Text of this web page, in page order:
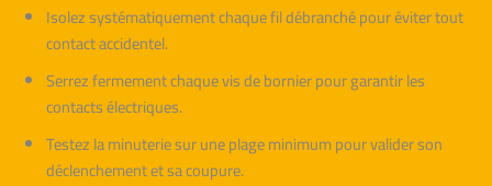
Isolez systématiquement chaque fil débranché pour éviter tout
contact accidentel.
Serrez fermement chaque vis de bornier pour garantir les
contacts électriques.
Testez la minuterie sur une plage minimum pour valider son
déclenchement et sa coupure.